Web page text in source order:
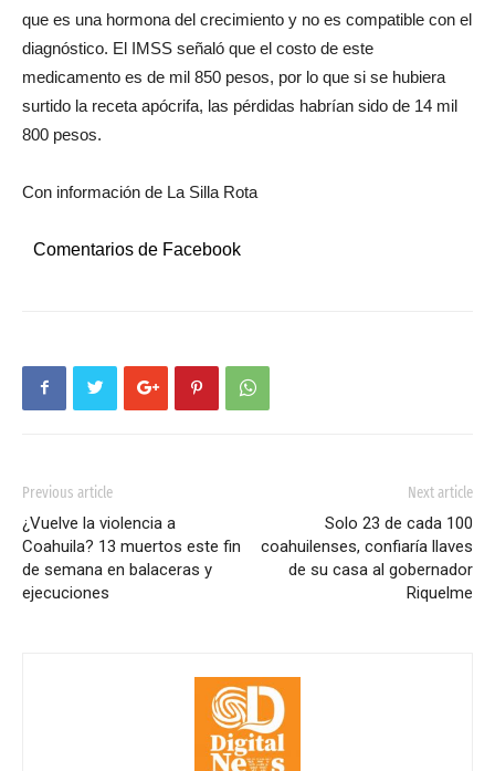
que es una hormona del crecimiento y no es compatible con el
diagnóstico. El IMSS señaló que el costo de este
medicamento es de mil 850 pesos, por lo que si se hubiera
surtido la receta apócrifa, las pérdidas habrían sido de 14 mil
800 pesos.
Con información de La Silla Rota
Comentarios de Facebook
Previous article
¿Vuelve la violencia a
Coahuila? 13 muertos este fin
de semana en balaceras y
ejecuciones
Next article
Solo 23 de cada 100
coahuilenses, confiaría llaves
de su casa al gobernador
Riquelme